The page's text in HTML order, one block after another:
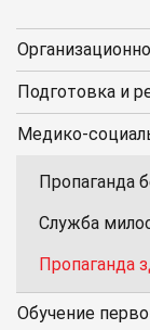
Подготовка и
Медико-
Пропаганда
Служба
Пропаганда
Обучение